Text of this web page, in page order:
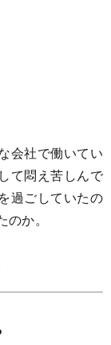
会社で働いてい
て悶え苦しんで
過ごしていたの
か。